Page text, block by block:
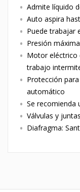
Admite líquido
Auto aspira
Puede trabajar
Presión
Motor eléctrico
trabajo
Protección
automático
Se recomienda
Válvulas y
Diafragma: